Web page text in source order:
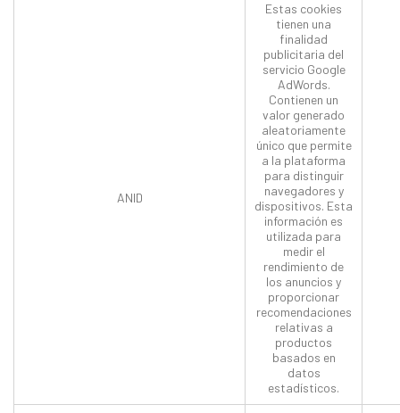
ANID
Estas cookies
tienen una
finalidad
publicitaria del
servicio Google
AdWords.
Contienen un
valor generado
aleatoriamente
único que permite
a la plataforma
para distinguir
navegadores y
dispositivos. Esta
información es
utilizada para
medir el
rendimiento de
los anuncios y
proporcionar
recomendaciones
relativas a
productos
basados en
datos
estadísticos.